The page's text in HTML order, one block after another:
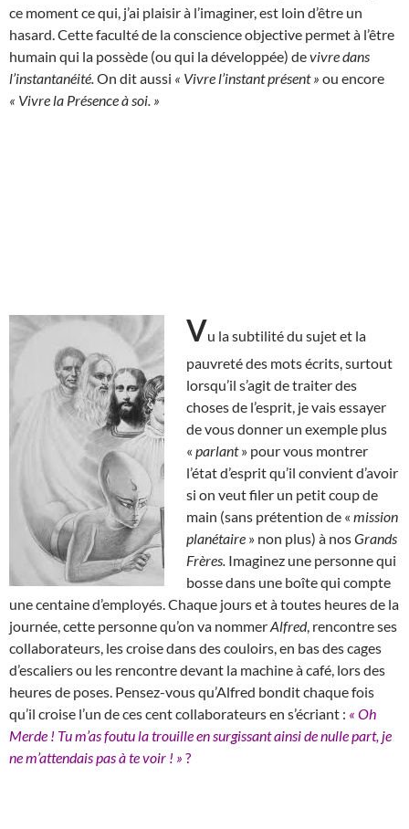
ce moment ce qui, j’ai plaisir à l’imaginer, est loin d’être un
hasard. Cette faculté de la conscience objective permet à l’être
humain qui la possède (ou qui la développée) devivre dans
l’instantanéité. On dit aussi « Vivre l’instant présent » ou encore
« Vivre la Présence à soi. »
Vu la subtilité du sujet et la
pauvreté des mots écrits, surtout
lorsqu’il s’agit de traiter des
choses de l’esprit, je vais essayer
de vous donner un exemple plus
« parlant» pour vous montrer
l’état d’esprit qu’il convient d’avoir
si on veut filer un petit coup de
main (sans prétention de « mission
planétaire » non plus) à nosGrands
Frères. Imaginez une personne qui
bosse dans une boîte qui compte
une centaine d’employés. Chaque jours et à toutes heures de la
journée, cette personne qu’on va nommerAlfred, rencontre ses
collaborateurs, les croise dans des couloirs, en bas des cages
d’escaliers ou les rencontre devant la machine à café, lors des
heures de poses. Pensez-vous qu’Alfred bondit chaque fois
qu’il croise l’un de ces cent collaborateurs en s’écriant : « Oh
Merde ! Tu m’as foutu la trouille en surgissant ainsi de nulle part, je
ne m’attendais pas à te voir ! » ?